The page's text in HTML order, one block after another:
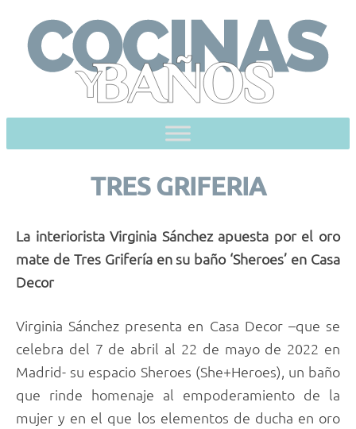
content
TRES GRIFERIA
La interiorista Virginia Sánchez apuesta por el oro
mate de Tres Grifería en su baño ‘Sheroes’ en Casa
Decor
Virginia Sánchez presenta en Casa Decor –que se
celebra del 7 de abril al 22 de mayo de 2022 en
Madrid- su espacio Sheroes (She+Heroes), un baño
que rinde homenaje al empoderamiento de la
mujer y en el que los elementos de ducha en oro